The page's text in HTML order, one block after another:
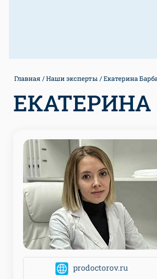
Главная Наши эксперты Екатерина
prodoctorov.ru